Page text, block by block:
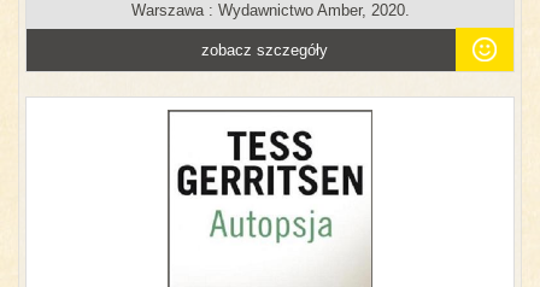
Warszawa : Wydawnictwo Amber, 2020.
zobacz szczegóły